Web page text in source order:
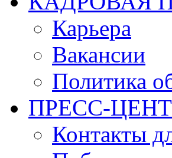
Карьера
Вакансии
Политика
ПРЕСС-
Контакты